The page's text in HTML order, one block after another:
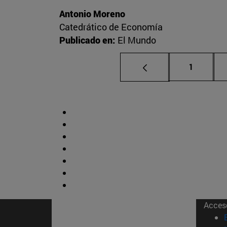
Antonio Moreno
Catedrático de Economía
Publicado en: El Mundo
Página
1